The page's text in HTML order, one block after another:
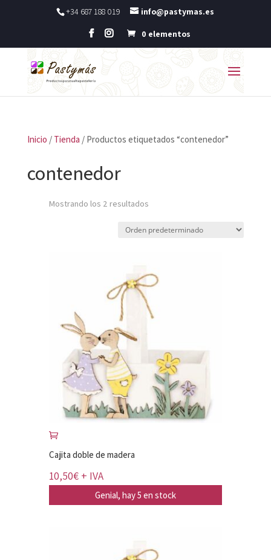
+34 687 188 019 info@pastymas.es
0 elementos
Inicio / Tienda / Productos etiquetados “contenedor”
contenedor
Mostrando los 2 resultados
Cajita doble de madera
10,50€ + IVA
Genial, hay 5 en stock